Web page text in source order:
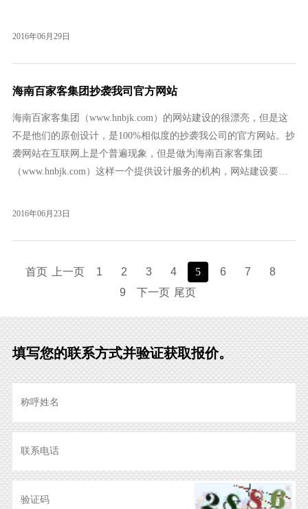
计与安装，并努力将公司打造为净化行业的先锋企业。前卫公司见
建设过程中，公司培养了一支懂工艺、懂安装、熟悉设备性能和
GMP规范的专业化队伍，已为众多企业洁净
2016年06月29日
海南百家客集团抄袭我司官方网站
海南百家客集团（www.hnbjk.com）的网站建设的很漂亮，但是这
不是他们的原创设计，是100%相似度的抄袭我公司的官方网站。抄
袭网站在互联网上是个普遍现象，但是做为海南百家客集团
（www.hnbjk.com）这样一个提供设计服务的机构，网站建设要求
2016年06月23日
首页 上一页 1 2 3 4 5 6 7
8
9
下一页 尾页
填写您的联系方式并验证获取报价。